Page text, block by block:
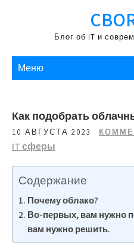
содержимомуБлог об IT и
Меню
Как подобрать
10 АВГУСТА 2023
IT сферы
Содержание
Почему облако?
Во-первых, вам нужно
вам нужно решить.